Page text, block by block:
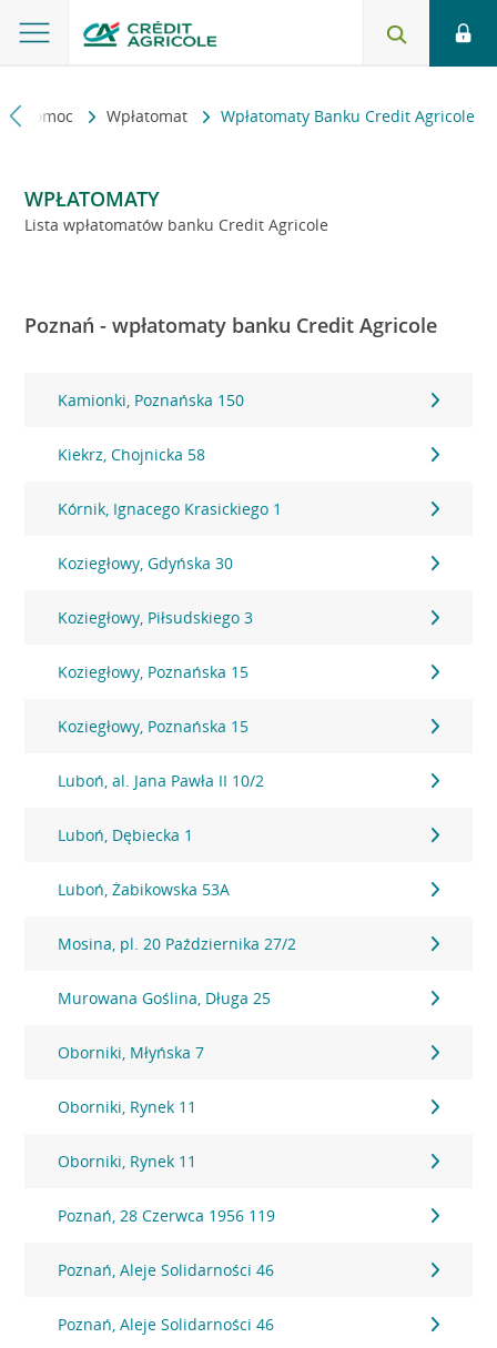
i pomoc Wpłatomat Wpłatomaty Banku Credit Agricole
WPŁATOMATY
Lista wpłatomatów banku Credit Agricole
Poznań - wpłatomaty banku Credit Agricole
Kamionki, Poznańska 150
Kiekrz, Chojnicka 58
Kórnik, Ignacego Krasickiego 1
Koziegłowy, Gdyńska 30
Koziegłowy, Piłsudskiego 3
Koziegłowy, Poznańska 15
Koziegłowy, Poznańska 15
Luboń, al. Jana Pawła II 10/2
Luboń, Dębiecka 1
Luboń, Żabikowska 53A
Mosina, pl. 20 Października 27/2
Murowana Goślina, Długa 25
Oborniki, Młyńska 7
Oborniki, Rynek 11
Oborniki, Rynek 11
Poznań, 28 Czerwca 1956 119
Poznań, Aleje Solidarności 46
Poznań, Aleje Solidarności 46